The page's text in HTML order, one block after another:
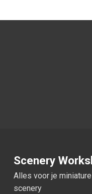
Scenery
Alles voor je
scenery